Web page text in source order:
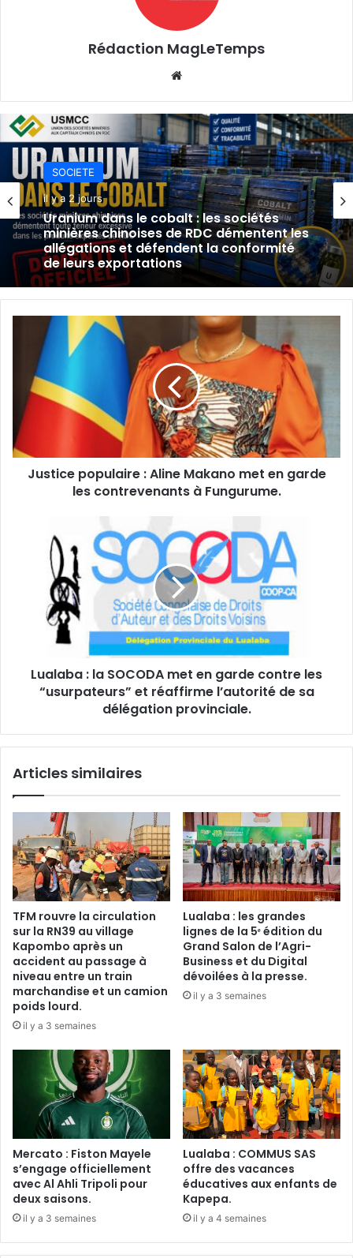
Rédaction MagLeTemps
SOCIETE
il y a 2 jours
Uranium dans le cobalt : les sociétés
minières chinoises de RDC démentent les
allégations et défendent la conformité
de leurs exportations
SOCIETE
il y a 2 jours
TFM réfute les accusations sur l’uranium
et assure la conformité de ses
exportations de cobalt.
populaire
Aline
Makano
met
en
garde
les
contrevenants
Justice populaire : Aline Makano met en garde
les contrevenants à Fungurume.
SOCODA
“usurpateurs”
de
délégation
Lualaba : la SOCODA met en garde contre les
“usurpateurs” et réaffirme l’autorité de sa
délégation provinciale.
Articles similaires
TFM rouvre la circulation
sur la RN39 au village
Kapombo après un
accident au passage à
niveau entre un train
marchandise et un camion
poids lourd.
il y a 3 semaines
Lualaba : les grandes
lignes de la 5ᵉ édition du
Grand Salon de l’Agri-
Business et du Digital
dévoilées à la presse.
il y a 3 semaines
Mercato : Fiston Mayele
s’engage officiellement
avec Al Ahli Tripoli pour
deux saisons.
il y a 3 semaines
Lualaba : COMMUS SAS
offre des vacances
éducatives aux enfants de
Kapepa.
il y a 4 semaines